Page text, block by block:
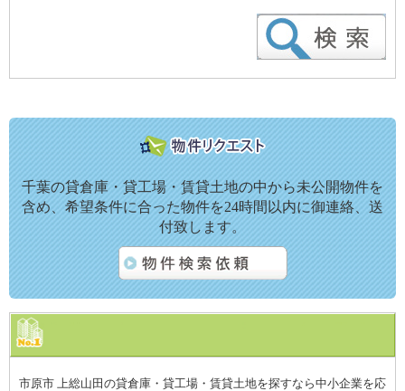
千葉の貸倉庫・貸工場・賃貸土地の中から未公開物件を
含め、希望条件に合った物件を24時間以内に御連絡、送
付致します。
市原市 上総山田の貸倉庫・貸工場・賃貸土地を探すなら中小企業を応